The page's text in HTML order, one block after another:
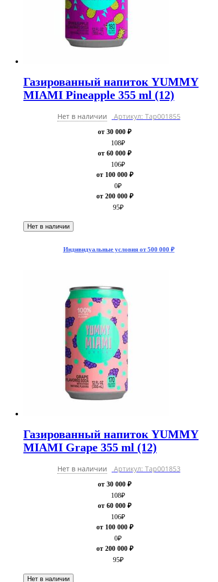
Газированный напиток YUMMY
MIAMI Pineapple 355 ml (12)
Нет в наличии Артикул: Тар001855
от 30 000 ₽
108₽
от 60 000 ₽
106₽
от 100 000 ₽
0₽
от 200 000 ₽
95₽
Нет в наличии
Индивидуальные условия от 500 000 ₽
Газированный напиток YUMMY
MIAMI Grape 355 ml (12)
Нет в наличии Артикул: Тар001853
от 30 000 ₽
108₽
от 60 000 ₽
106₽
от 100 000 ₽
0₽
от 200 000 ₽
95₽
Нет в наличии